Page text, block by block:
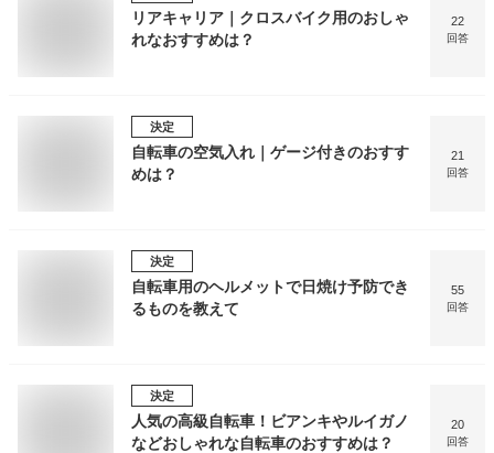
リアキャリア｜クロスバイク用のおしゃ
れなおすすめは？
22
回答
決定
自転車の空気入れ｜ゲージ付きのおすす
めは？
21
回答
決定
自転車用のヘルメットで日焼け予防でき
るものを教えて
55
回答
決定
人気の高級自転車！ビアンキやルイガノ
などおしゃれな自転車のおすすめは？
20
回答